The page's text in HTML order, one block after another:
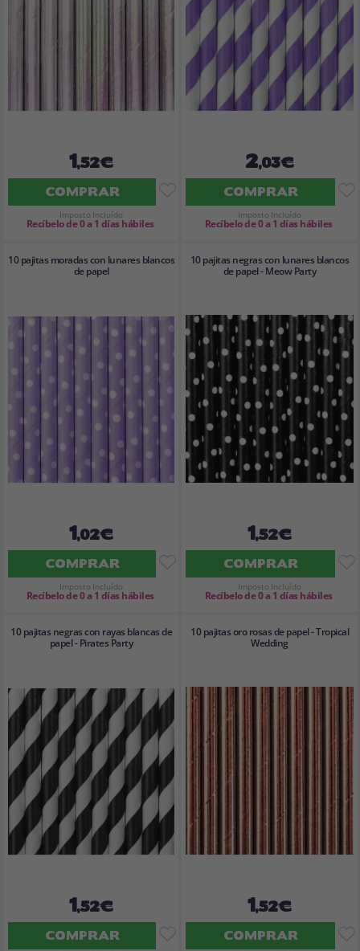
1,52€
COMPRAR
Imposto Incluído
Recíbelo de 0 a 1 días hábiles
2,03€
COMPRAR
Imposto Incluído
Recíbelo de 0 a 1 días hábiles
10 pajitas moradas con lunares blancos
de papel
1,02€
COMPRAR
Imposto Incluído
Recíbelo de 0 a 1 días hábiles
10 pajitas negras con lunares blancos
de papel - Meow Party
1,52€
COMPRAR
Imposto Incluído
Recíbelo de 0 a 1 días hábiles
10 pajitas negras con rayas blancas de
papel - Pirates Party
1,52€
COMPRAR
10 pajitas oro rosas de papel - Tropical
Wedding
1,52€
COMPRAR